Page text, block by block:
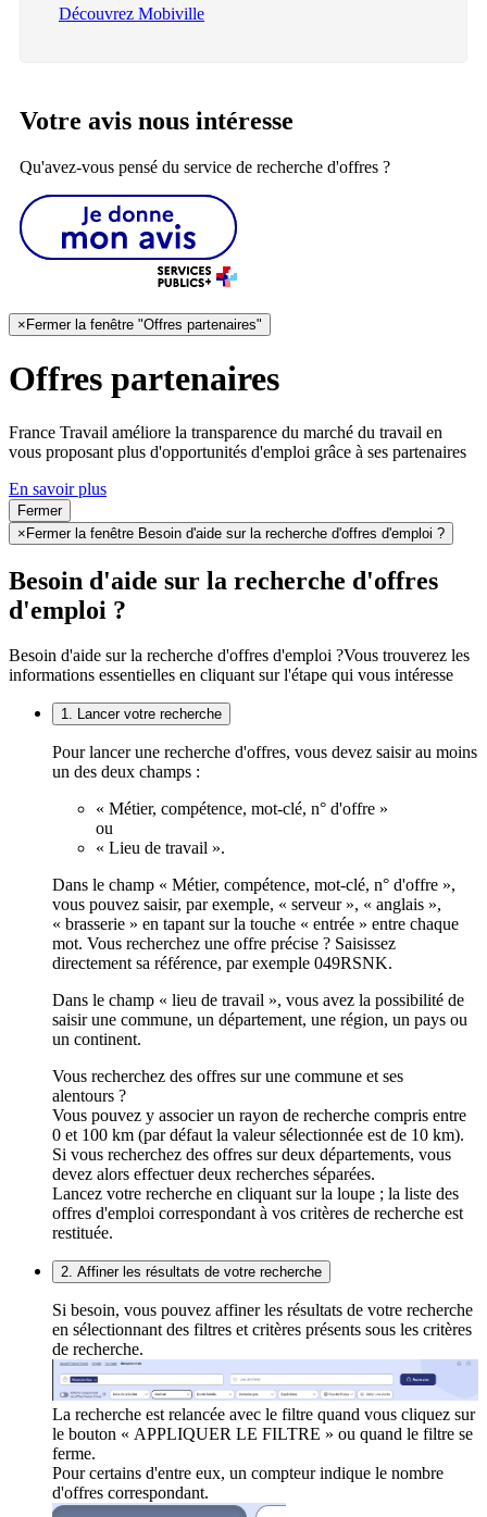
Découvrez Mobiville
Votre avis nous intéresse
Qu'avez-vous pensé du service de recherche d'offres ?
× Fermer la fenêtre "Offres partenaires"
Offres partenaires
France Travail améliore la transparence du marché du travail en
vous proposant plus d'opportunités d'emploi grâce à ses partenaires
En savoir plus
Fermer
×Fermer la fenêtre Besoin d'aide sur la recherche d'offres d'emploi ?
Besoin d'aide sur la recherche d'offres
d'emploi ?
Besoin d'aide sur la recherche d'offres d'emploi ?Vous trouverez les
informations essentielles en cliquant sur l'étape qui vous intéresse
1. Lancer votre recherche
Pour lancer une recherche d'offres, vous devez saisir au moins
un des deux champs :
« Métier, compétence, mot-clé, n° d'offre »
ou
« Lieu de travail ».
Dans le champ « Métier, compétence, mot-clé, n° d'offre »,
vous pouvez saisir, par exemple, « serveur », « anglais »,
« brasserie » en tapant sur la touche « entrée » entre chaque
mot. Vous recherchez une offre précise ? Saisissez
directement sa référence, par exemple 049RSNK.
Dans le champ « lieu de travail », vous avez la possibilité de
saisir une commune, un département, une région, un pays ou
un continent.
Vous recherchez des offres sur une commune et ses
alentours ?
Vous pouvez y associer un rayon de recherche compris entre
0 et 100 km (par défaut la valeur sélectionnée est de 10 km).
Si vous recherchez des offres sur deux départements, vous
devez alors effectuer deux recherches séparées.
Lancez votre recherche en cliquant sur la loupe ; la liste des
offres d'emploi correspondant à vos critères de recherche est
restituée.
2. Affiner les résultats de votre recherche
Si besoin, vous pouvez affiner les résultats de votre recherche
en sélectionnant des filtres et critères présents sous les critères
de recherche.
La recherche est relancée avec le filtre quand vous cliquez sur
le bouton « APPLIQUER LE FILTRE » ou quand le filtre se
ferme.
Pour certains d'entre eux, un compteur indique le nombre
d'offres correspondant.